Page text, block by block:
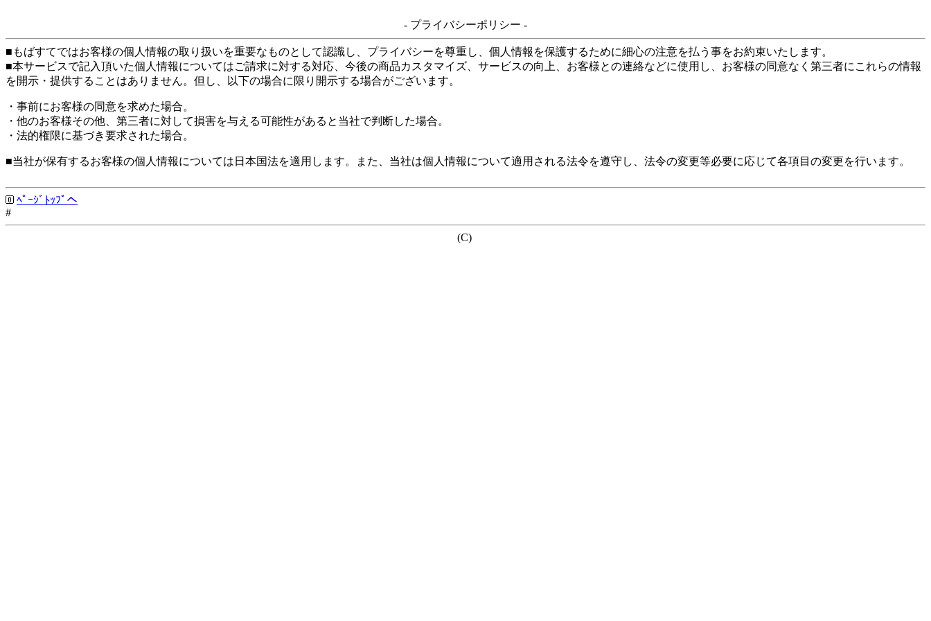
- プライバシーポリシー -
■もばすてではお客様の個人情報の取り扱いを重要なものとして認識し、プライバシーを尊重し、個人情報を保護するために細心の注意を払う事をお約束いたします。
■本サービスで記入頂いた個人情報についてはご請求に対する対応、今後の商品カスタマイズ、サービスの向上、お客様との連絡などに使用し、お客様の同意なく第三者にこれらの情報
を開示・提供することはありません。但し、以下の場合に限り開示する場合がございます。
・事前にお客様の同意を求めた場合。
・他のお客様その他、第三者に対して損害を与える可能性があると当社で判断した場合。
・法的権限に基づき要求された場合。
■当社が保有するお客様の個人情報については日本国法を適用します。また、当社は個人情報について適用される法令を遵守し、法令の変更等必要に応じて各項目の変更を行います。
ﾍﾟｰｼﾞﾄｯﾌﾟへ
#
(C)